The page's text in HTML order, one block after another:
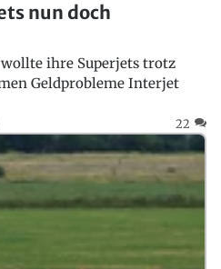
nun doch
ihre Superjets trotz
Geldprobleme Interjet
22